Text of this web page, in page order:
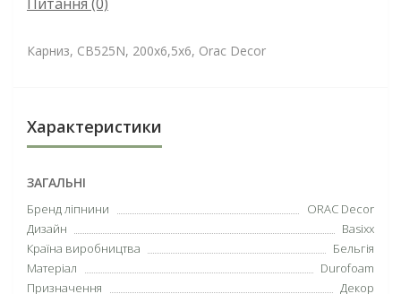
Карниз, CB525N, 200x6,5x6, Orac Decor
Характеристики
ЗАГАЛЬНІ
Бренд ліпнини
ORAC Decor
Дизайн
Basixx
Країна виробництва
Бельгія
Матеріал
Durofoam
Призначення
Декор